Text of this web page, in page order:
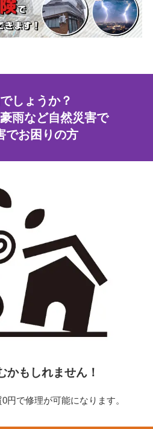
しょうか？
雨など自然災害で
でお困りの方
かもしれません！
円で修理が可能になります。